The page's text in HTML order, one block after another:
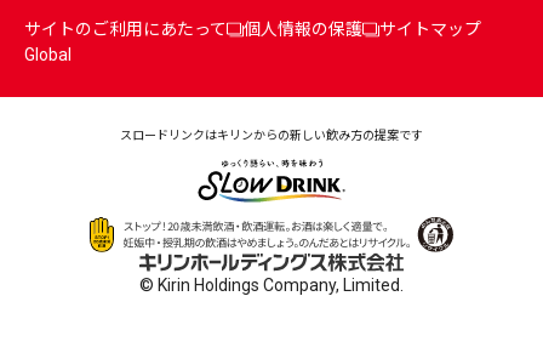
サイトのご利用にあたって 個人情報の保護
サイトマップ
Global
スロードリンクはキリンからの新しい飲み方の提案です
© Kirin Holdings Company, Limited.